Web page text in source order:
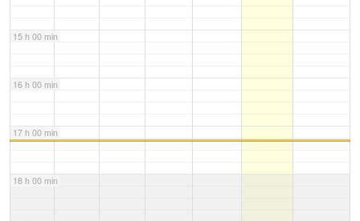
15 h 00 min
16 h 00 min
17 h 00 min
18 h 00 min